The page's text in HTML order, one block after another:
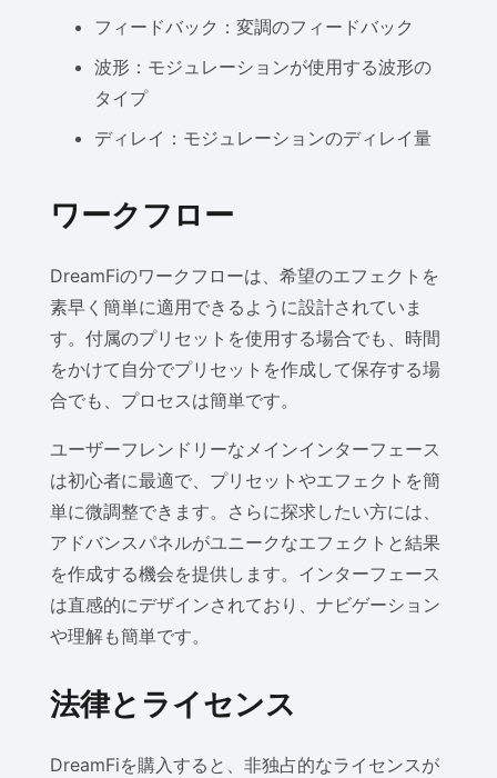
フィードバック：変調のフィードバック
波形：モジュレーションが使用する波形の
タイプ
ディレイ：モジュレーションのディレイ量
ワークフロー
DreamFiのワークフローは、希望のエフェクトを
素早く簡単に適用できるように設計されていま
す。付属のプリセットを使用する場合でも、時間
をかけて自分でプリセットを作成して保存する場
合でも、プロセスは簡単です。
ユーザーフレンドリーなメインインターフェース
は初心者に最適で、プリセットやエフェクトを簡
単に微調整できます。さらに探求したい方には、
アドバンスパネルがユニークなエフェクトと結果
を作成する機会を提供します。インターフェース
は直感的にデザインされており、ナビゲーション
や理解も簡単です。
法律とライセンス
DreamFiを購入すると、非独占的なライセンスが